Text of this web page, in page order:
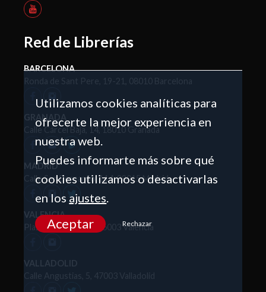
Red de Librerías
BARCELONA
Ronda de Sant Pere, 19-21, 08010 Barcelona
GRANADA
Calle Cárcel Baja, 14, 18010 Granada
MADRID
Calle San Bernardo, 114, 28015 Madrid
VALENCIA
Plaza de la Reina, 2, 46003 Valencia
VALLADOLID
Calle Angustias, 5, 47003 Valladolid
Utilizamos cookies analíticas para
ofrecerte la mejor experiencia en
nuestra web.
Puedes informarte más sobre qué
cookies utilizamos o desactivarlas
en los ajustes
Aceptar Rechazar